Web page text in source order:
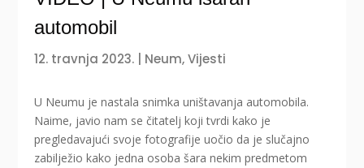
automobil
12. travnja 2023. Neum,Vijesti
U Neumu je nastala snimka uništavanja automobila.
Naime, javio nam se čitatelj koji tvrdi kako je
pregledavajući svoje fotografije uočio da je slučajno
zabilježio kako jedna osoba šara nekim predmetom